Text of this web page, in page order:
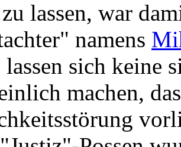
lassen, war
namens
sich keine
machen,